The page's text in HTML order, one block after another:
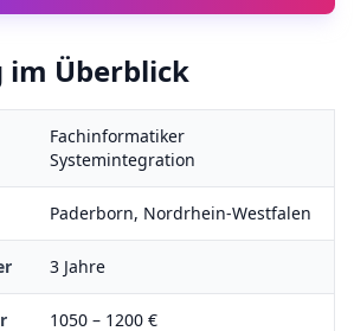
im Überblick
Fachinformatiker
Systemintegration
Paderborn, Nordrhein-Westfalen
3 Jahre
1050 – 1200 €